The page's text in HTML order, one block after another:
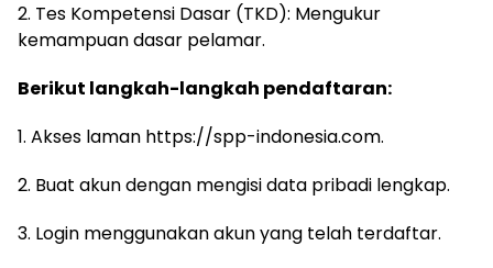
2. Tes Kompetensi Dasar (TKD): Mengukur
kemampuan dasar pelamar.
Berikut langkah-langkah pendaftaran:
1. Akses laman https://spp-indonesia.com.
2. Buat akun dengan mengisi data pribadi lengkap.
3. Login menggunakan akun yang telah terdaftar.